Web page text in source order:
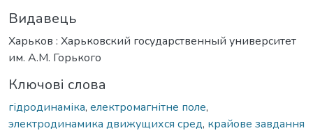
Видавець
Харьков : Харьковский государственный университет
им. А.М. Горького
Ключові слова
гідродинаміка, електромагнітне поле,
электродинамика движущихся сред, крайове завдання